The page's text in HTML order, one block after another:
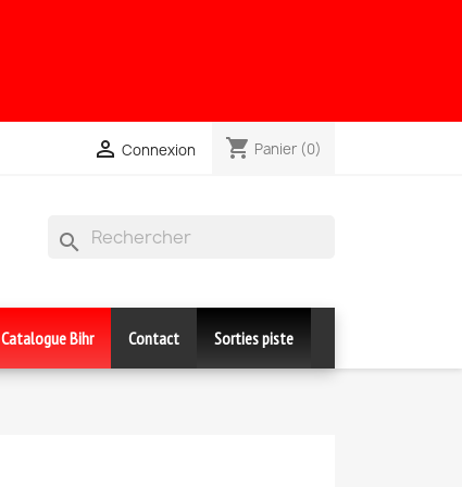
 Connexion shopping_cart Panier (0)
search
Catalogue Bihr Contact Sorties piste